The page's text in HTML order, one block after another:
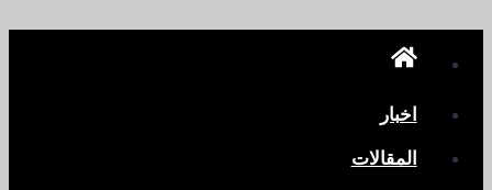
اخبار
المقالات